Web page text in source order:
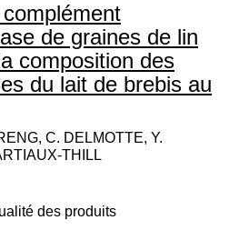
complément
de graines de lin
composition des
du lait de brebis au
C. DELMOTTE, Y.
THILL
des produits